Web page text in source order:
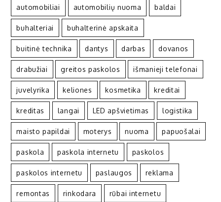
automobiliai automobilių nuoma baldai
buhalteriai buhalterinė apskaita
buitinė technika dantys darbas dovanos
drabužiai greitos paskolos išmanieji telefonai
juvelyrika keliones kosmetika kreditai
kreditas langai LED apšvietimas logistika
maisto papildai moterys nuoma papuošalai
paskola paskola internetu paskolos
paskolos internetu paslaugos reklama
remontas rinkodara rūbai internetu